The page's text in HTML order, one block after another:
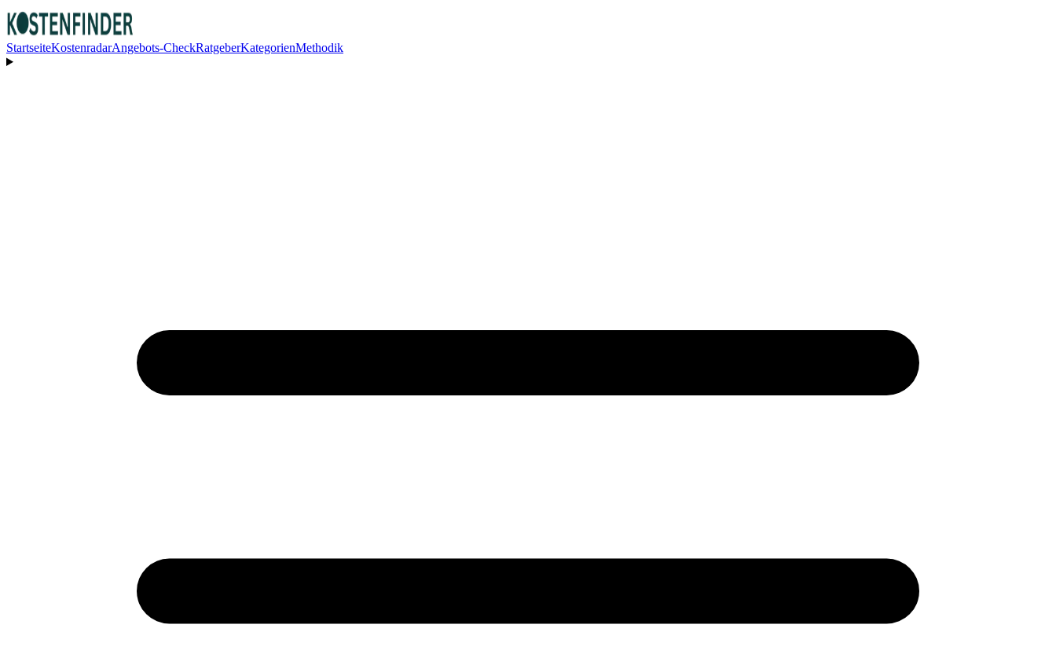
StartseiteKostenradarAngebots-CheckRatgeberKategorienMethodik